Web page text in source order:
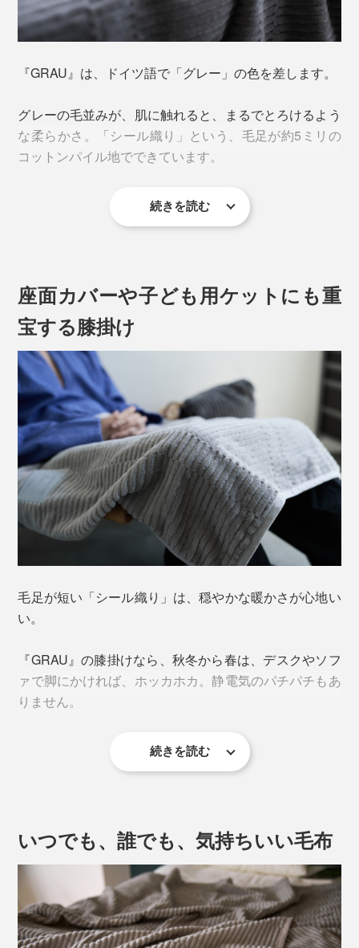
『GRAU』は、ドイツ語で「グレー」の色を差します。
グレーの毛並みが、肌に触れると、まるでとろけるよう
な柔らかさ。「シール織り」という、毛足が約5ミリの
コットンパイル地でできています。
「シール（seal）」は、アザラシのこと。
んでいるのではなく、先端を切り先端を切りそろえたコ
ットン糸が、みっしり詰まっています。独特の光沢感と
ふんわり柔らかい肌触りがアザラシの毛並みに似ている
ところから、「シール織」と呼ばれるようになったのだ
とか。
今年のシール織り毛布は、コットンパイルを織り込んだ
基布（毛布の土台となる布）まで、綿100％になったの
で、毛布丸ごと天然素材。
しかも、前年より20％以上も軽量化して、いっそう軽い
かけ心地です。
「シール織」について詳しくはこちら >>
続きを読む
座面カバーや子ども用ケットにも重
宝する膝掛け
毛足が短い「シール織り」は、穏やかな暖かさが心地い
い。
『GRAU』の膝掛けなら、秋冬から春は、デスクやソフ
ァで脚にかければ、ホッカホカ。静電気のパチパチもあ
りません。
夏も、朝晩の冷えやエアコン冷えを感じる時に、ぴった
毛足が短い『GRAU』は、革ソファの座面シートや、ひ
じ掛け用カバーとしても。汗でペタペタ貼りつきがちな
革ソファでも、快適に過ごせます。
続きを読む
いつでも、誰でも、気持ちいい毛布